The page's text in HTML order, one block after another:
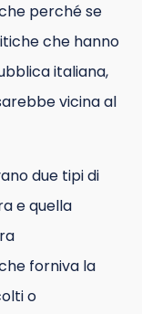
perché se
che hanno
italiana,
vicina al
due tipi di
e quella
forniva la
o